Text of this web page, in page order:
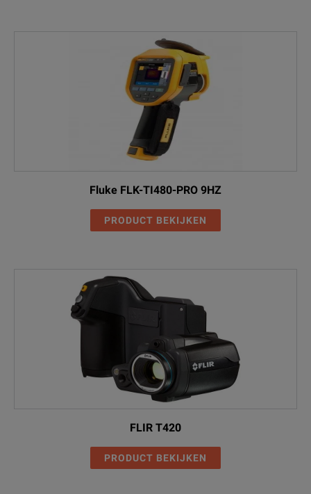
Fluke FLK-TI480-PRO 9HZ
PRODUCT BEKIJKEN
FLIR T420
PRODUCT BEKIJKEN